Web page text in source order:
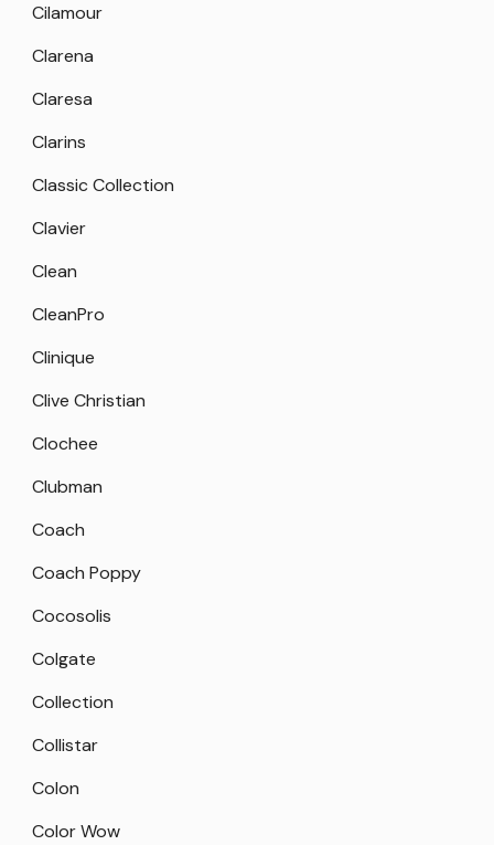
Cilamour
Clarena
Claresa
Clarins
Classic Collection
Clavier
Clean
CleanPro
Clinique
Clive Christian
Clochee
Clubman
Coach
Coach Poppy
Cocosolis
Colgate
Collection
Collistar
Colon
Color Wow